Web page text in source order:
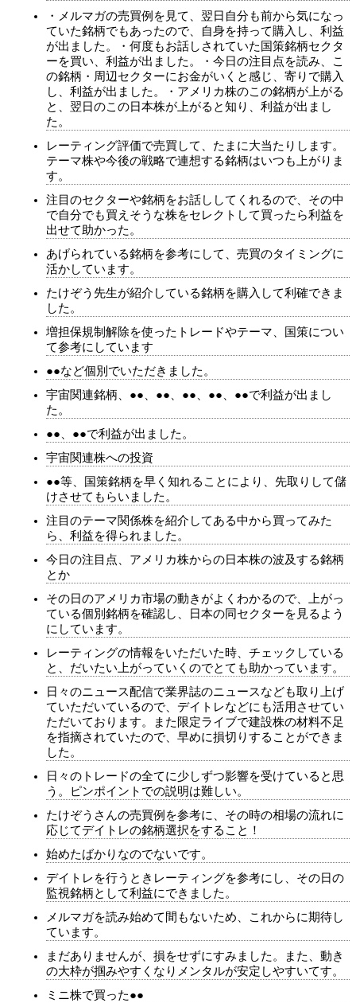
・メルマガの売買例を見て、翌日自分も前から気になっ
ていた銘柄でもあったので、自身を持って購入し、利益
が出ました。・何度もお話しされていた国策銘柄セクタ
ーを買い、利益が出ました。・今日の注目点を読み、こ
の銘柄・周辺セクターにお金がいくと感じ、寄りで購入
し、利益が出ました。・アメリカ株のこの銘柄が上がる
と、翌日のこの日本株が上がると知り、利益が出まし
た。
レーティング評価で売買して、たまに大当たりします。
テーマ株や今後の戦略で連想する銘柄はいつも上がりま
す。
注目のセクターや銘柄をお話ししてくれるので、その中
で自分でも買えそうな株をセレクトして買ったら利益を
出せて助かった。
あげられている銘柄を参考にして、売買のタイミングに
活かしています。
たけぞう先生が紹介している銘柄を購入して利確できま
した。
増担保規制解除を使ったトレードやテーマ、国策につい
て参考にしています
●●など個別でいただきました。
宇宙関連銘柄、●●、●●、●●、●●、●●で利益が出まし
た。
●●、●●で利益が出ました。
宇宙関連株への投資
●●等、国策銘柄を早く知れることにより、先取りして儲
けさせてもらいました。
注目のテーマ関係株を紹介してある中から買ってみた
ら、利益を得られました。
今日の注目点、アメリカ株からの日本株の波及する銘柄
とか
その日のアメリカ市場の動きがよくわかるので、上がっ
ている個別銘柄を確認し、日本の同セクターを見るよう
にしています。
レーティングの情報をいただいた時、チェックしている
と、だいたい上がっていくのでとても助かっています。
日々のニュース配信で業界誌のニュースなども取り上げ
ていただいているので、デイトレなどにも活用させてい
ただいております。また限定ライブで建設株の材料不足
を指摘されていたので、早めに損切りすることができま
した。
日々のトレードの全てに少しずつ影響を受けていると思
う。ピンポイントでの説明は難しい。
たけぞうさんの売買例を参考に、その時の相場の流れに
応じてデイトレの銘柄選択をすること！
始めたばかりなのでないです。
デイトレを行うときレーティングを参考にし、その日の
監視銘柄として利益にできました。
メルマガを読み始めて間もないため、これからに期待し
ています。
まだありませんが、損をせずにすみました。また、動き
の大枠が掴みやすくなりメンタルが安定しやすいてす。
ミニ株で買った●●